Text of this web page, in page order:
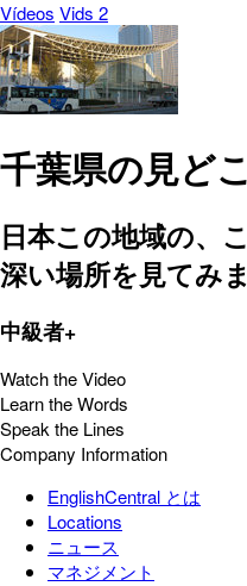
Vídeos Vids 2
千葉県の見ど
日本この地域の、
深い場所を見てみ
中級者+
Watch the Video
Learn the Words
Speak the Lines
Company Information
EnglishCentral とは
Locations
ニュース
マネジメント